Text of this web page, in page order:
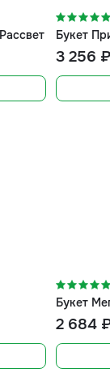
Букет
3 256 ₽
Букет
2 684